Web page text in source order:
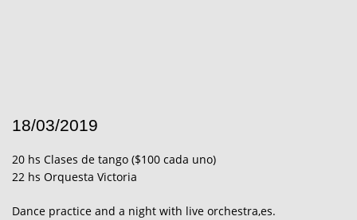
18/03/2019
20 hs Clases de tango ($100 cada uno)
22 hs Orquesta Victoria
Dance practice and a night with live orchestra,es.